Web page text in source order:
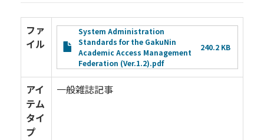
ファ
イル
System Administration
Standards for the GakuNin
Academic Access Management
Federation (Ver.1.2).pdf
240.2 KB
アイ
テム
タイ
プ
一般雑誌記事